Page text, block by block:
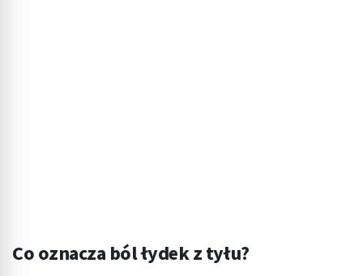
Co oznacza ból łydek z tyłu?